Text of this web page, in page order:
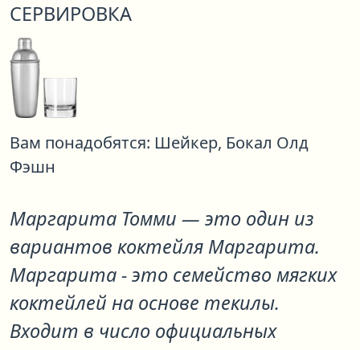
СЕРВИРОВКА
Вам понадобятся: Шейкер, Бокал Олд
Фэшн
Маргарита Томми — это один из
вариантов коктейля Маргарита.
Маргарита - это семейство мягких
коктейлей на основе текилы.
Входит в число официальных